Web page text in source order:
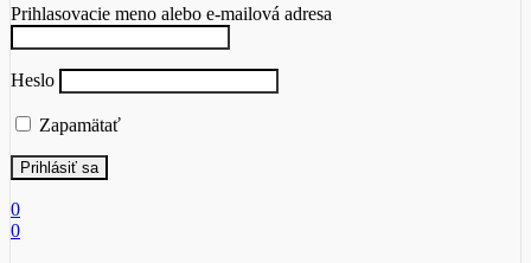
Prihlasovacie meno alebo e-mailová adresa
Heslo
Zapamätať
0
0